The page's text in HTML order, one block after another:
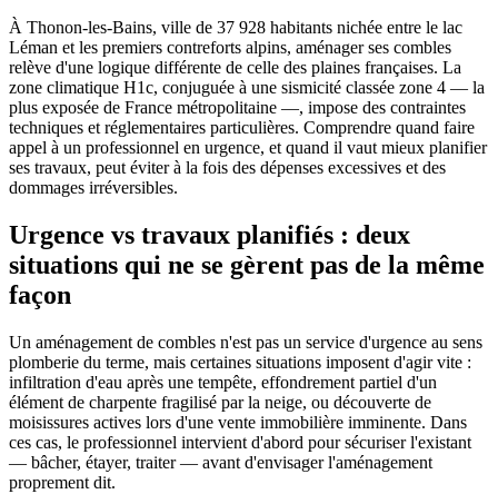
À Thonon-les-Bains, ville de 37 928 habitants nichée entre le lac
Léman et les premiers contreforts alpins, aménager ses combles
relève d'une logique différente de celle des plaines françaises. La
zone climatique H1c, conjuguée à une sismicité classée zone 4 — la
plus exposée de France métropolitaine —, impose des contraintes
techniques et réglementaires particulières. Comprendre quand faire
appel à un professionnel en urgence, et quand il vaut mieux planifier
ses travaux, peut éviter à la fois des dépenses excessives et des
dommages irréversibles.
Urgence vs travaux planifiés : deux
situations qui ne se gèrent pas de la même
façon
Un aménagement de combles n'est pas un service d'urgence au sens
plomberie du terme, mais certaines situations imposent d'agir vite :
infiltration d'eau après une tempête, effondrement partiel d'un
élément de charpente fragilisé par la neige, ou découverte de
moisissures actives lors d'une vente immobilière imminente. Dans
ces cas, le professionnel intervient d'abord pour sécuriser l'existant
— bâcher, étayer, traiter — avant d'envisager l'aménagement
proprement dit.